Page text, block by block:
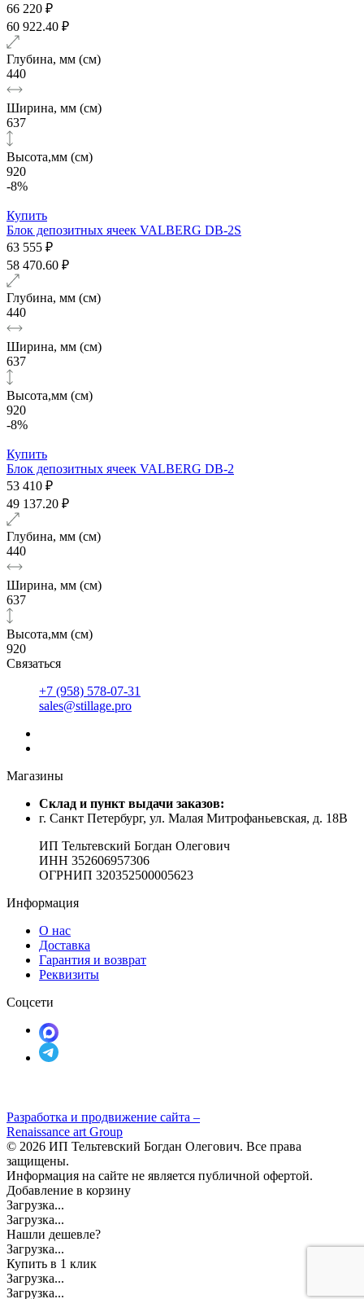
66 220 ₽
60 922.40 ₽
Глубина, мм (см)
440
Ширина, мм (см)
637
Высота,мм (см)
920
-8%
Купить
Блок депозитных ячеек VALBERG DB-2S
63 555 ₽
58 470.60 ₽
Глубина, мм (см)
440
Ширина, мм (см)
637
Высота,мм (см)
920
-8%
Купить
Блок депозитных ячеек VALBERG DB-2
53 410 ₽
49 137.20 ₽
Глубина, мм (см)
440
Ширина, мм (см)
637
Высота,мм (см)
920
Связаться
+7 (958) 578-07-31
sales@stillage.pro
Магазины
Cклад и пункт выдачи заказов:
г. Санкт Петербург, ул. Малая Митрофаньевская, д. 18В
ИП Тельтевский Богдан Олегович
ИНН 352606957306
ОГРНИП 320352500005623
Информация
О нас
Доставка
Гарантия и возврат
Реквизиты
Соцсети
Разработка и продвижение сайта –
Renaissance art Group
© 2026 ИП Тельтевский Богдан Олегович. Все права
защищены.
Информация на сайте не является публичной офертой.
Добавление в корзину
Загрузка...
Загрузка...
Нашли дешевле?
Загрузка...
Купить в 1 клик
Загрузка...
Загрузка...